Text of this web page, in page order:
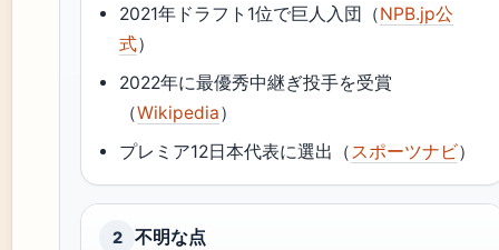
2021年ドラフト1位で巨人入団（NPB.jp公
式）
2022年に最優秀中継ぎ投手を受賞
（Wikipedia）
プレミア12日本代表に選出（スポーツナビ）
2 不明な点